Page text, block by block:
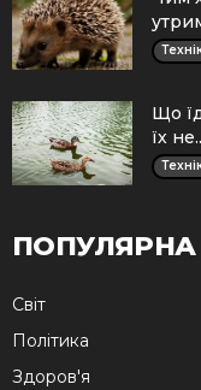
Що
їх
ПОПУЛЯРНА
Cвіт
Політика
Здоров'я